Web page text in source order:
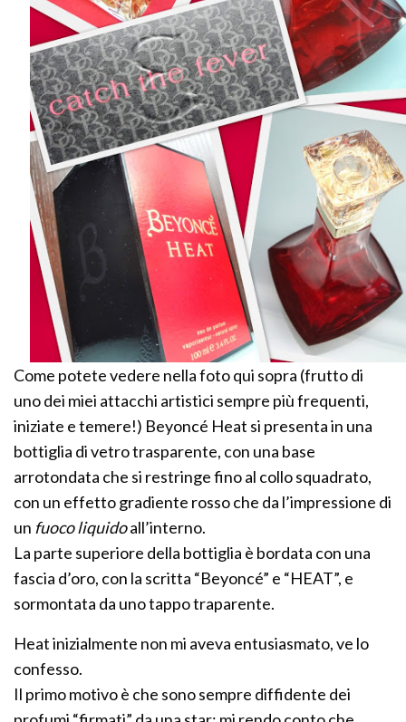
Come potete vedere nella foto qui sopra (frutto di
uno dei miei attacchi artistici sempre più frequenti,
iniziate e temere!) Beyoncé Heat si presenta in una
bottiglia di vetro trasparente, con una base
arrotondata che si restringe fino al collo squadrato,
con un effetto gradiente rosso che da l’impressione di
un fuoco liquidoall’interno.
La parte superiore della bottiglia è bordata con una
fascia d’oro, con la scritta “Beyoncé” e “HEAT”, e
sormontata da uno tappo traparente.
Heat inizialmente non mi aveva entusiasmato, ve lo
confesso.
Il primo motivo è che sono sempre diffidente dei